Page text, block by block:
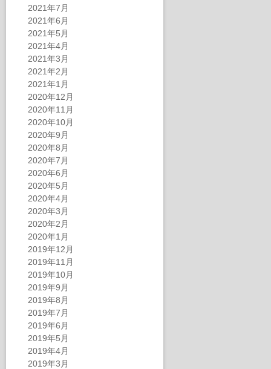
2021年7月
2021年6月
2021年5月
2021年4月
2021年3月
2021年2月
2021年1月
2020年12月
2020年11月
2020年10月
2020年9月
2020年8月
2020年7月
2020年6月
2020年5月
2020年4月
2020年3月
2020年2月
2020年1月
2019年12月
2019年11月
2019年10月
2019年9月
2019年8月
2019年7月
2019年6月
2019年5月
2019年4月
2019年3月